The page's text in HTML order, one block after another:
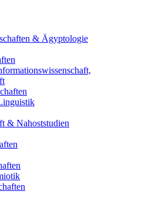
& Ägyptologie
& Nahoststudien